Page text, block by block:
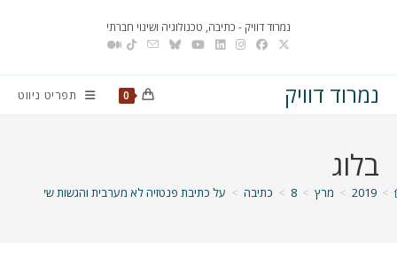
נמרוד דוויק - כתיבה, טכנולוגיה ושינוי חברתי
נמרוד דוויק 0 תפריט ניווט
בלוג
>
2019
> מרץ >
8
> כתיבה > על כתיבת פנטזיה לא מערבית והגשות שלא